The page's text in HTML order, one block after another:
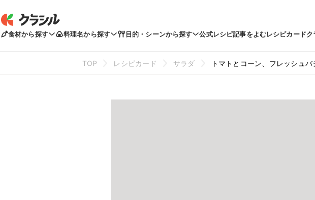
食材から探す 料理名から探す 目的・シーンから探す 公式レシピ記事をよむレシピカードク
TOP レシピカード サラダ トマトとコーン、フレッシュ